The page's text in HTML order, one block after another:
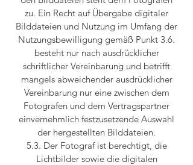
zu. Ein Recht auf Übergabe digitaler
Bilddateien und Nutzung im Umfang der
Nutzungsbewilligung gemäß Punkt 3.6.
besteht nur nach ausdrücklicher
schriftlicher Vereinbarung und betrifft
mangels abweichender ausdrücklicher
Vereinbarung nur eine zwischen dem
Fotografen und dem Vertragspartner
einvernehmlich festzusetzende Auswahl
der hergestellten Bilddateien.
5.3. Der Fotograf ist berechtigt, die
Lichtbilder sowie die digitalen